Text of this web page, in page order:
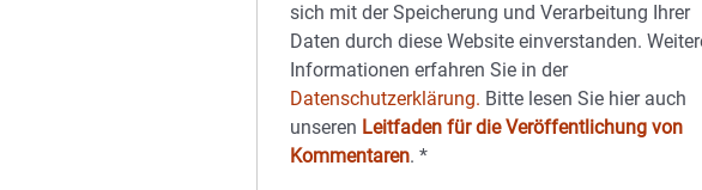
sich mit der Speicherung und Verarbeitung Ihrer
Daten durch diese Website einverstanden.
Informationen erfahren Sie in der
Datenschutzerklärung. Bitte lesen Sie hier auch
unseren Leitfaden für die Veröffentlichung von
Kommentaren.*